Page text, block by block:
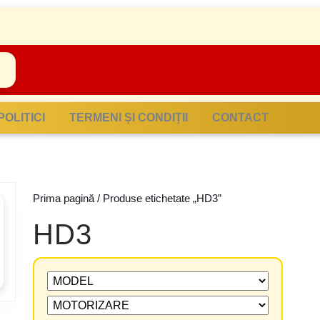
POLITICI TERMENI ȘI CONDIȚII CONTACT
Prima pagină / Produse etichetate „HD3”
HD3